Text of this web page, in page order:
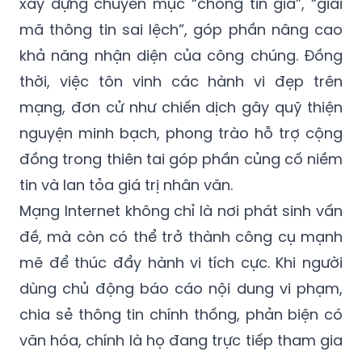
mã thông tin sai lệch”, góp phần nâng cao
khả năng nhận diện của công chúng. Đồng
thời, việc tôn vinh các hành vi đẹp trên
mạng, đơn cử như chiến dịch gây quỹ thiện
nguyện minh bạch, phong trào hỗ trợ cộng
đồng trong thiên tai góp phần củng cố niềm
tin và lan tỏa giá trị nhân văn.
Mạng Internet không chỉ là nơi phát sinh vấn
đề, mà còn có thể trở thành công cụ mạnh
mẽ để thúc đẩy hành vi tích cực. Khi người
dùng chủ động báo cáo nội dung vi phạm,
chia sẻ thông tin chính thống, phản biện có
văn hóa, chính là họ đang trực tiếp tham gia